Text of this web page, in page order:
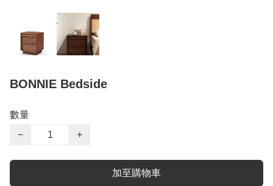
BONNIE Bedside
數量
−
+
加至購物車